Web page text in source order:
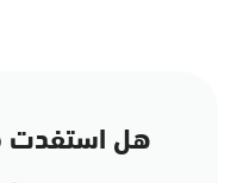
هل استفدت